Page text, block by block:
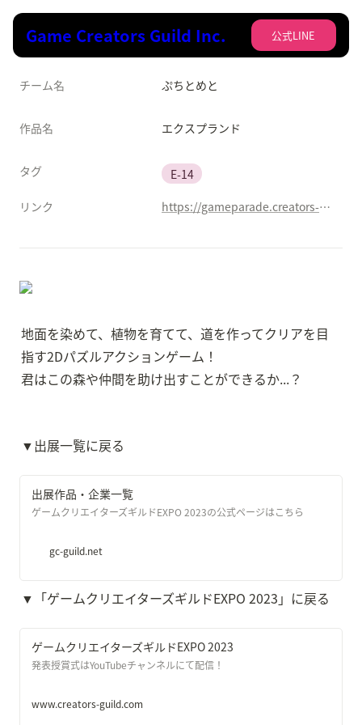
Game Creators Guild Inc. 公式LINE
チーム名 ぷちとめと
作品名 エクスプランド
タグ E-14
リンク https://gameparade.creators-guild.com/works/1695
地面を染めて、植物を育てて、道を作ってクリアを目
指す2Dパズルアクションゲーム！
君はこの森や仲間を助け出すことができるか...？
▼出展一覧に戻る
出展作品・企業一覧
ゲームクリエイターズギルドEXPO 2023の公式ページはこちら
gc-guild.net
▼「ゲームクリエイターズギルドEXPO 2023」に戻る
ゲームクリエイターズギルドEXPO 2023
発表授賞式はYouTubeチャンネルにて配信！
www.creators-guild.com